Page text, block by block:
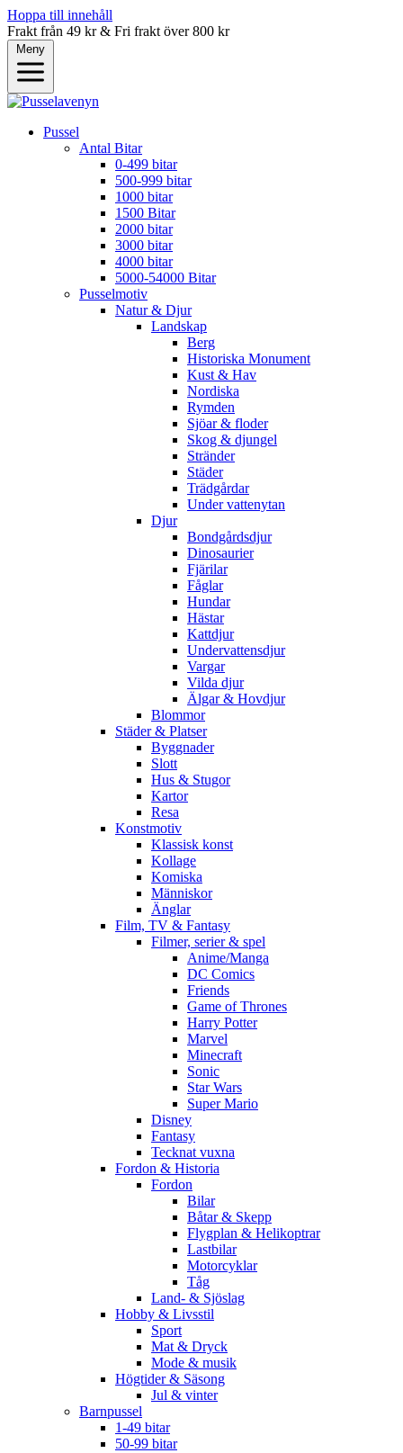
Hoppa till innehåll
Frakt från 49 kr & Fri frakt över 800 kr
Meny
Pussel
Antal Bitar
0-499 bitar
500-999 bitar
1000 bitar
1500 Bitar
2000 bitar
3000 bitar
4000 bitar
5000-54000 Bitar
Pusselmotiv
Natur & Djur
Landskap
Berg
Historiska Monument
Kust & Hav
Nordiska
Rymden
Sjöar & floder
Skog & djungel
Stränder
Städer
Trädgårdar
Under vattenytan
Djur
Bondgårdsdjur
Dinosaurier
Fjärilar
Fåglar
Hundar
Hästar
Kattdjur
Undervattensdjur
Vargar
Vilda djur
Älgar & Hovdjur
Blommor
Städer & Platser
Byggnader
Slott
Hus & Stugor
Kartor
Resa
Konstmotiv
Klassisk konst
Kollage
Komiska
Människor
Änglar
Film, TV & Fantasy
Filmer, serier & spel
Anime/Manga
DC Comics
Friends
Game of Thrones
Harry Potter
Marvel
Minecraft
Sonic
Star Wars
Super Mario
Disney
Fantasy
Tecknat vuxna
Fordon & Historia
Fordon
Bilar
Båtar & Skepp
Flygplan & Helikoptrar
Lastbilar
Motorcyklar
Tåg
Land- & Sjöslag
Hobby & Livsstil
Sport
Mat & Dryck
Mode & musik
Högtider & Säsong
Jul & vinter
Barnpussel
1-49 bitar
50-99 bitar